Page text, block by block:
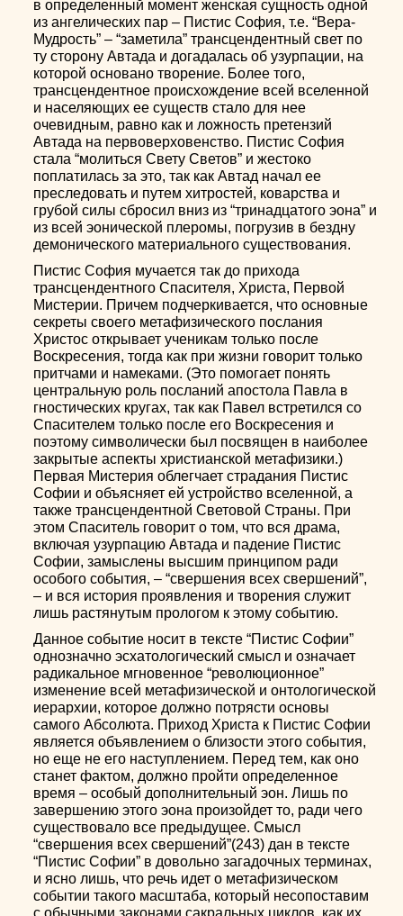
в определенный момент женская сущность одной
из ангелических пар – Пистис София, т.е. “Вера-
Мудрость” – “заметила” трансцендентный свет по
ту сторону Автада и догадалась об узурпации, на
которой основано творение. Более того,
трансцендентное происхождение всей вселенной
и населяющих ее существ стало для нее
очевидным, равно как и ложность претензий
Автада на первоверховенство. Пистис София
стала “молиться Свету Светов” и жестоко
поплатилась за это, так как Автад начал ее
преследовать и путем хитростей, коварства и
грубой силы сбросил вниз из “тринадцатого эона” и
из всей эонической плеромы, погрузив в бездну
демонического материального существования.
Пистис София мучается так до прихода
трансцендентного Спасителя, Христа, Первой
Мистерии. Причем подчеркивается, что основные
секреты своего метафизического послания
Христос открывает ученикам только после
Воскресения, тогда как при жизни говорит только
притчами и намеками. (Это помогает понять
центральную роль посланий апостола Павла в
гностических кругах, так как Павел встретился со
Спасителем только после его Воскресения и
поэтому символически был посвящен в наиболее
закрытые аспекты христианской метафизики.)
Первая Мистерия облегчает страдания Пистис
Софии и объясняет ей устройство вселенной, а
также трансцендентной Световой Страны. При
этом Спаситель говорит о том, что вся драма,
включая узурпацию Автада и падение Пистис
Софии, замыслены высшим принципом ради
особого события, – “свершения всех свершений”,
– и вся история проявления и творения служит
лишь растянутым прологом к этому событию.
Данное событие носит в тексте “Пистис Софии”
однозначно эсхатологический смысл и означает
радикальное мгновенное “революционное”
изменение всей метафизической и онтологической
иерархии, которое должно потрясти основы
самого Абсолюта. Приход Христа к Пистис Софии
является объявлением о близости этого события,
но еще не его наступлением. Перед тем, как оно
станет фактом, должно пройти определенное
время – особый дополнительный эон. Лишь по
завершению этого эона произойдет то, ради чего
существовало все предыдущее. Смысл
“свершения всех свершений”(243) дан в тексте
“Пистис Софии” в довольно загадочных терминах,
и ясно лишь, что речь идет о метафизическом
событии такого масштаба, который несопоставим
с обычными законами сакральных циклов, как их